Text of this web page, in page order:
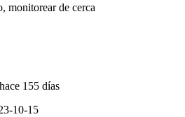
monitorear de cerca
155 días
10-15